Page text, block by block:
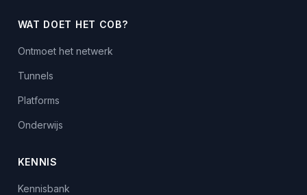
WAT DOET HET COB?
Ontmoet het netwerk
Tunnels
Platforms
Onderwijs
KENNIS
Kennisbank